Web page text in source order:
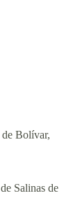
Bolívar,
Salinas de